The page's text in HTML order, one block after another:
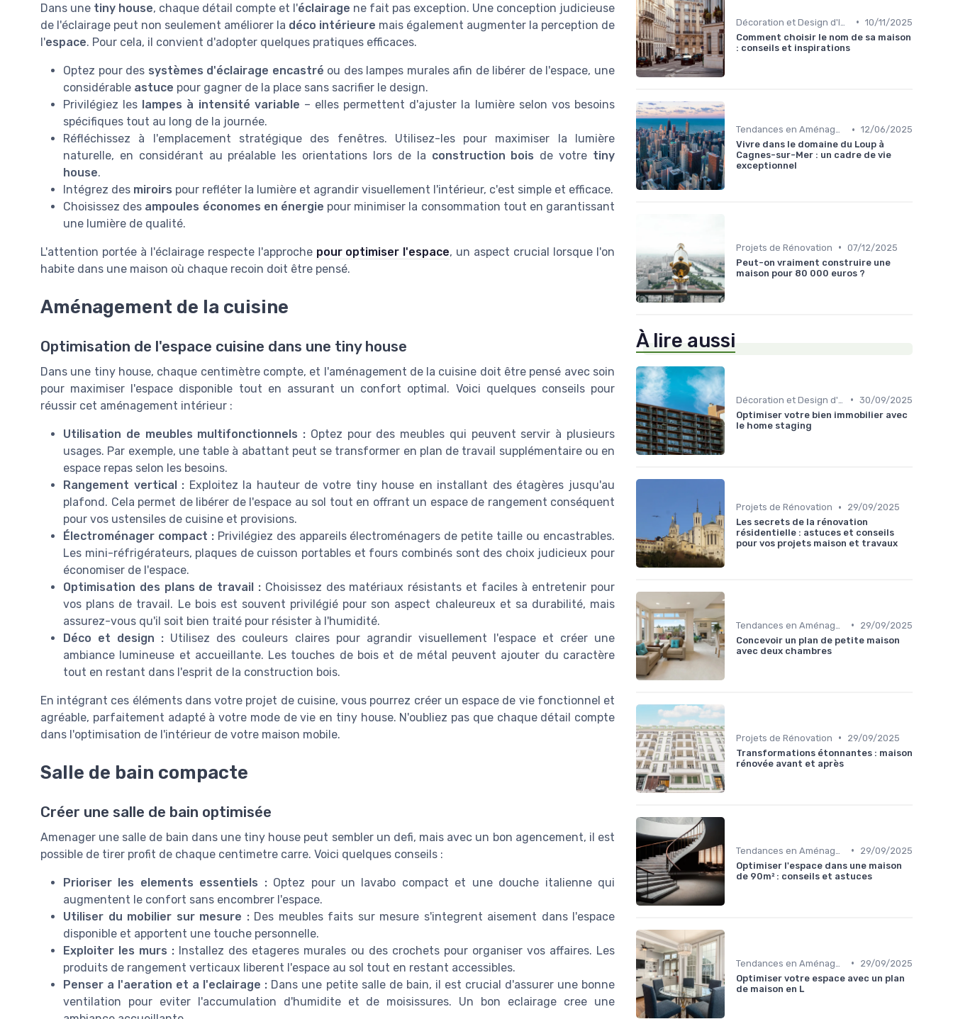
Dans une tiny house, chaque détail compte et l'éclairage ne fait pas exception. Une conception judicieuse
de l'éclairage peut non seulement améliorer la déco intérieure mais également augmenter la perception de
l'espace. Pour cela, il convient d'adopter quelques pratiques efficaces.
Optez pour des systèmes d'éclairage encastré ou des lampes murales afin de libérer de l'espace, une
considérable astuce pour gagner de la place sans sacrifier le design.
Privilégiez les lampes à intensité variable – elles permettent d'ajuster la lumière selon vos besoins
spécifiques tout au long de la journée.
Réfléchissez à l'emplacement stratégique des fenêtres. Utilisez-les pour maximiser la lumière
naturelle, en considérant au préalable les orientations lors de la construction bois de votre tiny
house.
Intégrez des miroirs pour refléter la lumière et agrandir visuellement l'intérieur, c'est simple et efficace.
Choisissez des ampoules économes en énergie pour minimiser la consommation tout en garantissant
une lumière de qualité.
L'attention portée à l'éclairage respecte l'approche pour optimiser l'espace, un aspect crucial lorsque l'on
habite dans une maison où chaque recoin doit être pensé.
Aménagement de la cuisine
Optimisation de l'espace cuisine dans une tiny house
Dans une tiny house, chaque centimètre compte, et l'aménagement de la cuisine doit être pensé avec soin
pour maximiser l'espace disponible tout en assurant un confort optimal. Voici quelques conseils pour
réussir cet aménagement intérieur :
Utilisation de meubles multifonctionnels : Optez pour des meubles qui peuvent servir à plusieurs
usages. Par exemple, une table à abattant peut se transformer en plan de travail supplémentaire ou en
espace repas selon les besoins.
Rangement vertical : Exploitez la hauteur de votre tiny house en installant des étagères jusqu'au
plafond. Cela permet de libérer de l'espace au sol tout en offrant un espace de rangement conséquent
pour vos ustensiles de cuisine et provisions.
Électroménager compact :Privilégiez des appareils électroménagers de petite taille ou encastrables.
Les mini-réfrigérateurs, plaques de cuisson portables et fours combinés sont des choix judicieux pour
économiser de l'espace.
Optimisation des plans de travail :Choisissez des matériaux résistants et faciles à entretenir pour
vos plans de travail. Le bois est souvent privilégié pour son aspect chaleureux et sa durabilité, mais
assurez-vous qu'il soit bien traité pour résister à l'humidité.
Déco et design : Utilisez des couleurs claires pour agrandir visuellement l'espace et créer une
ambiance lumineuse et accueillante. Les touches de bois et de métal peuvent ajouter du caractère
tout en restant dans l'esprit de la construction bois.
En intégrant ces éléments dans votre projet de cuisine, vous pourrez créer un espace de vie fonctionnel et
agréable, parfaitement adapté à votre mode de vie en tiny house. N'oubliez pas que chaque détail compte
dans l'optimisation de l'intérieur de votre maison mobile.
Salle de bain compacte
Créer une salle de bain optimisée
Amenager une salle de bain dans une tiny house peut sembler un defi, mais avec un bon agencement, il est
possible de tirer profit de chaque centimetre carre. Voici quelques conseils :
Prioriser les elements essentiels :Optez pour un lavabo compact et une douche italienne qui
augmentent le confort sans encombrer l'espace.
Utiliser du mobilier sur mesure :Des meubles faits sur mesure s'integrent aisement dans l'espace
disponible et apportent une touche personnelle.
Exploiter les murs : Installez des etageres murales ou des crochets pour organiser vos affaires. Les
produits de rangement verticaux liberent l'espace au sol tout en restant accessibles.
Penser a l'aeration et a l'eclairage : Dans une petite salle de bain, il est crucial d'assurer une bonne
ventilation pour eviter l'accumulation d'humidite et de moisissures. Un bon eclairage cree une
• 10/11/2025
Comment choisir le nom de sa maison
: conseils et inspirations
Tendances en Aménagement Domestique • 12/06/2025
Vivre dans le domaine du Loup à
Cagnes-sur-Mer : un cadre de vie
exceptionnel
Projets de Rénovation • 07/12/2025
Peut-on vraiment construire une
maison pour 80 000 euros ?
À lire aussi
• 30/09/2025
Optimiser votre bien immobilier avec
le home staging
Projets de Rénovation •
29/09/2025
Les secrets de la rénovation
résidentielle : astuces et conseils
pour vos projets maison et travaux
•
29/09/2025
Concevoir un plan de petite maison
avec deux chambres
Projets de Rénovation •
29/09/2025
Transformations étonnantes : maison
rénovée avant et après
•
29/09/2025
Optimiser l'espace dans une maison
de 90m² : conseils et astuces
•
29/09/2025
Optimiser votre espace avec un plan
de maison en L